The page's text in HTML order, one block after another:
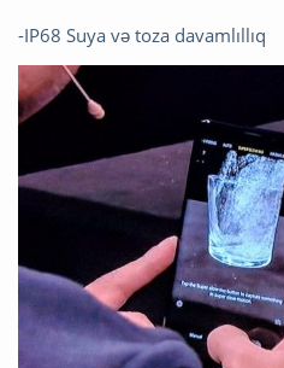
-IP68 Suya və toza davamlıllıq